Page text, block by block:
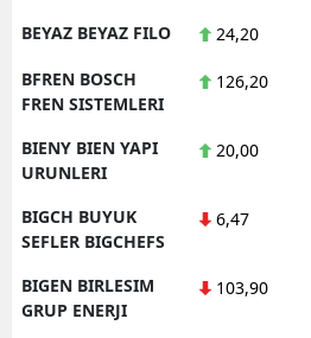
BEYAZ BEYAZ FILO 24,20
BFREN BOSCH
FREN SISTEMLERI
126,20
BIENY BIEN YAPI
URUNLERI
20,00
BIGCH BUYUK
SEFLER BIGCHEFS
6,47
BIGEN BIRLESIM
GRUP ENERJI
103,90